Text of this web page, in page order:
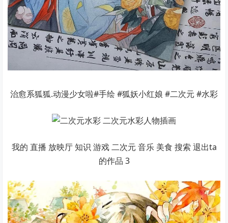
治愈系狐狐.动漫少女啦#手绘 #狐妖小红娘 #二次元 #水彩
我的 直播 放映厅 知识 游戏 二次元 音乐 美食 搜索 退出ta
的作品 3